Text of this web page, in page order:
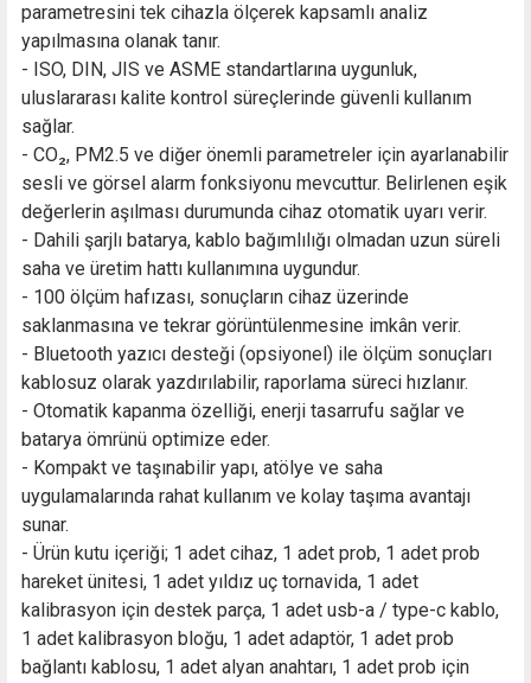
parametresini tek cihazla ölçerek kapsamlı analiz
yapılmasına olanak tanır.
- ISO, DIN, JIS ve ASME standartlarına uygunluk,
uluslararası kalite kontrol süreçlerinde güvenli kullanım
sağlar.
- CO₂, PM2.5 ve diğer önemli parametreler için ayarlanabilir
sesli ve görsel alarm fonksiyonu mevcuttur. Belirlenen eşik
değerlerin aşılması durumunda cihaz otomatik uyarı verir.
- Dahili şarjlı batarya, kablo bağımlılığı olmadan uzun süreli
saha ve üretim hattı kullanımına uygundur.
- 100 ölçüm hafızası, sonuçların cihaz üzerinde
saklanmasına ve tekrar görüntülenmesine imkân verir.
- Bluetooth yazıcı desteği (opsiyonel) ile ölçüm sonuçları
kablosuz olarak yazdırılabilir, raporlama süreci hızlanır.
- Otomatik kapanma özelliği, enerji tasarrufu sağlar ve
batarya ömrünü optimize eder.
- Kompakt ve taşınabilir yapı, atölye ve saha
uygulamalarında rahat kullanım ve kolay taşıma avantajı
sunar.
- Ürün kutu içeriği; 1 adet cihaz, 1 adet prob, 1 adet prob
hareket ünitesi, 1 adet yıldız uç tornavida, 1 adet
kalibrasyon için destek parça, 1 adet usb-a / type-c kablo,
1 adet kalibrasyon bloğu, 1 adet adaptör, 1 adet prob
bağlantı kablosu, 1 adet alyan anahtarı, 1 adet prob için